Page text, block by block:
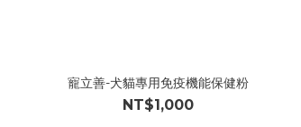
寵立善-犬貓專用免疫機能保健粉
NT$1,000